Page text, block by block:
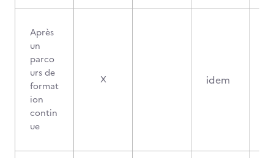
Après
un
parco
urs de
format
ion
contin
ue
X idem